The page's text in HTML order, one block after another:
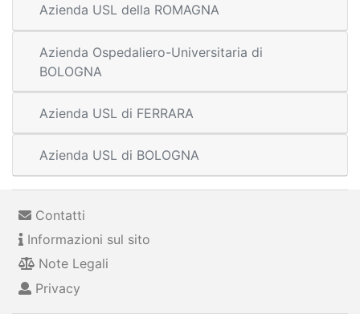
Azienda USL della ROMAGNA
Azienda Ospedaliero-Universitaria di
BOLOGNA
Azienda USL di FERRARA
Azienda USL di BOLOGNA
Contatti
Informazioni sul sito
Note Legali
Privacy